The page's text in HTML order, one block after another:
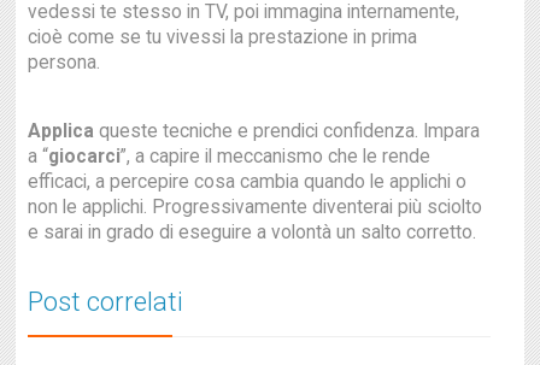
vedessi te stesso in TV, poi immagina internamente,
cioè come se tu vivessi la prestazione in prima
persona.
Applica queste tecniche e prendici confidenza. Impara
a “giocarci”, a capire il meccanismo che le rende
efficaci, a percepire cosa cambia quando le applichi o
non le applichi. Progressivamente diventerai più sciolto
e sarai in grado di eseguire a volontà un salto corretto.
Post correlati